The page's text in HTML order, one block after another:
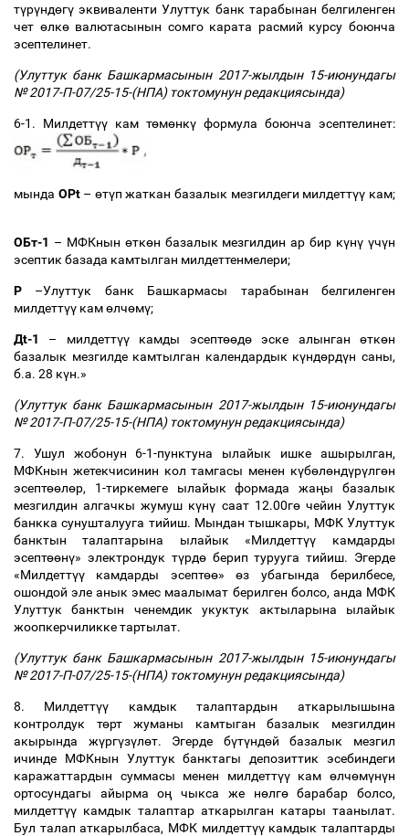
түрүндөгү эквиваленти Улуттук банк тарабынан белгиленген
чет өлкөвалютасынын сомго карата расмий курсу боюнча
эсептелинет.
(Улуттук банк Башкармасынын 2017-жылдын 15-июнундагы
№ 2017-П-07/25-15-(НПА) токтомунун редакциясында)
6-1. Милдеттүү кам төмөнкү формула боюнча эсептелинет:
мында OРt – өтүп жаткан базалык мезгилдеги милдеттүү кам;
ОБт-1 – МФКнын өткөн базалык мезгилдин ар бир күнү үчүн
эсептик базада камтылган милдеттенмелери;
Р –Улуттук банк Башкармасы тарабынан белгиленген
милдеттүү камөлчөмү;
Дt-1 – милдеттүүкамды эсептөөдөэске алынганөткөн
базалык мезгилде камтылган календардык күндөрдүн саны,
б.а. 28 күн.»
(Улуттук банк Башкармасынын 2017-жылдын 15-июнундагы
№ 2017-П-07/25-15-(НПА) токтомунун редакциясында)
7. Ушул жобонун 6-1-пунктуна ылайык ишке ашырылган,
МФКнын жетекчисинин кол тамгасы менен күбөлөндүрүлгөн
эсептөөлөр, 1-тиркемеге ылайык формада жаңы базалык
мезгилдин алгачкы жумуш күнү саат 12.00гөчейин Улуттук
банкка сунушталууга тийиш. Мындан тышкары, МФК Улуттук
банктын талаптарына ылайык «Милдеттүү камдарды
эсептөөнү» электрондук түрдөберип турууга тийиш. Эгерде
«Милдеттүү камдарды эсептөө»өз убагында берилбесе,
ошондой эле анык эмес маалымат берилген болсо, анда МФК
Улуттук банктын ченемдик укуктук актыларына ылайык
жоопкерчиликке тартылат.
(Улуттук банк Башкармасынын 2017-жылдын 15-июнундагы
№ 2017-П-07/25-15-(НПА) токтомунун редакциясында)
8. Милдеттүү камдык талаптардын аткарылышына
контролдук төрт жуманы камтыган базалык мезгилдин
акырында жүргүзүлөт. Эгерде бүтүндөй базалык мезгил
ичинде МФКнын Улуттук банктагы депозиттик эсебиндеги
каражаттардын суммасы менен милдеттүүкамөлчөмүнүн
ортосундагы айырма оң чыкса же нөлгөбарабар болсо,
милдеттүү камдык талаптар аткарылган катары таанылат.
Бул талап аткарылбаса, МФК милдеттүүкамдык талаптарды